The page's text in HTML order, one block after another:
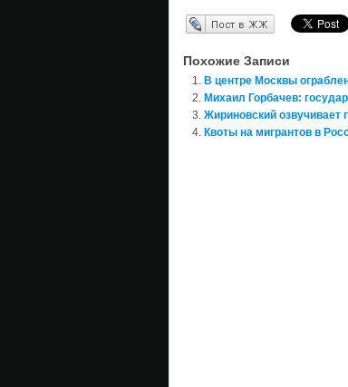
Перепост в ЖЖ
Похожие Записи
В центре Москвы
Михаил Горбачев:
Жириновский озвучивает
Квоты на мигрантов в